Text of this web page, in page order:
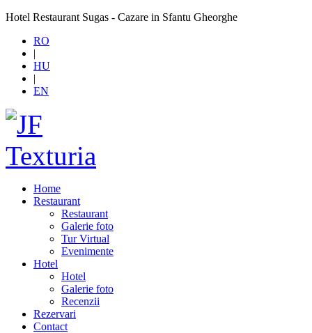
Hotel Restaurant Sugas - Cazare in Sfantu Gheorghe
RO
|
HU
|
EN
Home
Restaurant
Restaurant
Galerie foto
Tur Virtual
Evenimente
Hotel
Hotel
Galerie foto
Recenzii
Rezervari
Contact